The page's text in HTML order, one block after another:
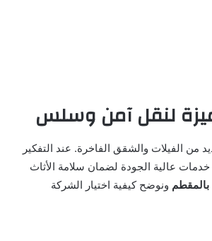
لنقل آمن وسلس
الفيلات والشقق الفاخرة. عند التفكير
عالية الجودة لضمان سلامة الأثاث
ونوضح كيفية اختيار الشركة